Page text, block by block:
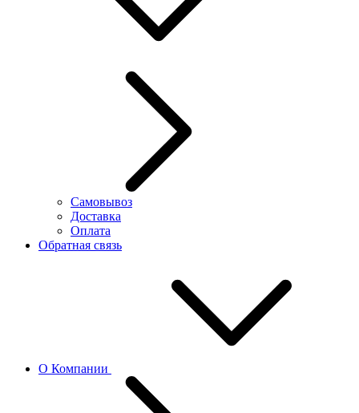
Самовывоз
Доставка
Оплата
Обратная связь
О Компании